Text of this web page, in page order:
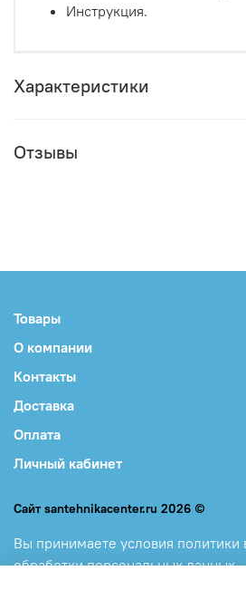
Инструкция.
Характеристики
Отзывы
Товары
О компании
Контакты
Доставка
Оплата
Личный кабинет
Сайт santehnikacenter.ru 2026 ©
Вы принимаете условия
обработки персональных данных